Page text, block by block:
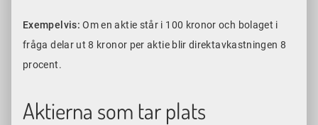
Exempelvis:Om en aktie står i 100 kronor och bolaget i
fråga delar ut 8 kronor per aktie blir direktavkastningen 8
procent.
Aktierna som tar plats